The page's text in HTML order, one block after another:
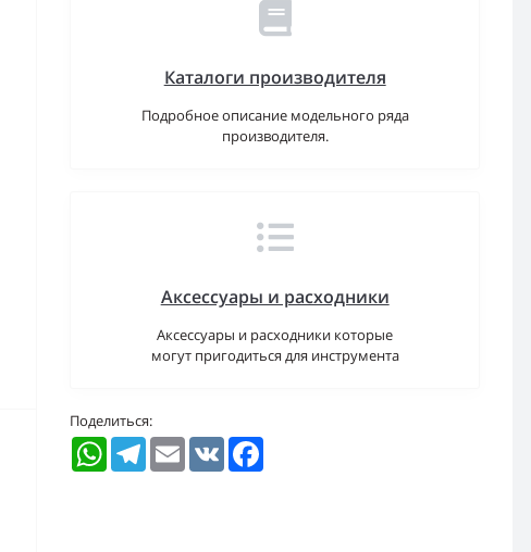
Каталоги производителя
Подробное описание модельного ряда
производителя.
Аксессуары и расходники
Аксессуары и расходники которые
могут пригодиться для инструмента
Поделиться:
WhatsAppTelegramEmail VK